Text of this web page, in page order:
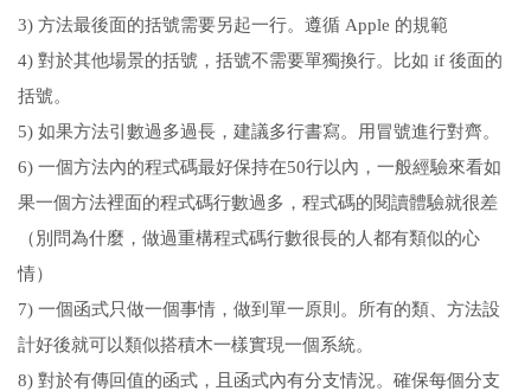
3) 方法最後面的括號需要另起一行。遵循 Apple 的規範
4) 對於其他場景的括號，括號不需要單獨換行。比如 if 後面的
括號。
5) 如果方法引數過多過長，建議多行書寫。用冒號進行對齊。
6) 一個方法內的程式碼最好保持在50行以內，一般經驗來看如
果一個方法裡面的程式碼行數過多，程式碼的閱讀體驗就很差
（別問為什麼，做過重構程式碼行數很長的人都有類似的心
情）
7) 一個函式只做一個事情，做到單一原則。所有的類、方法設
計好後就可以類似搭積木一樣實現一個系統。
8) 對於有傳回值的函式，且函式內有分支情況。確保每個分支